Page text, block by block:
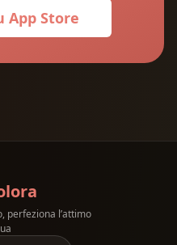
App Store
perfeziona l’attimo